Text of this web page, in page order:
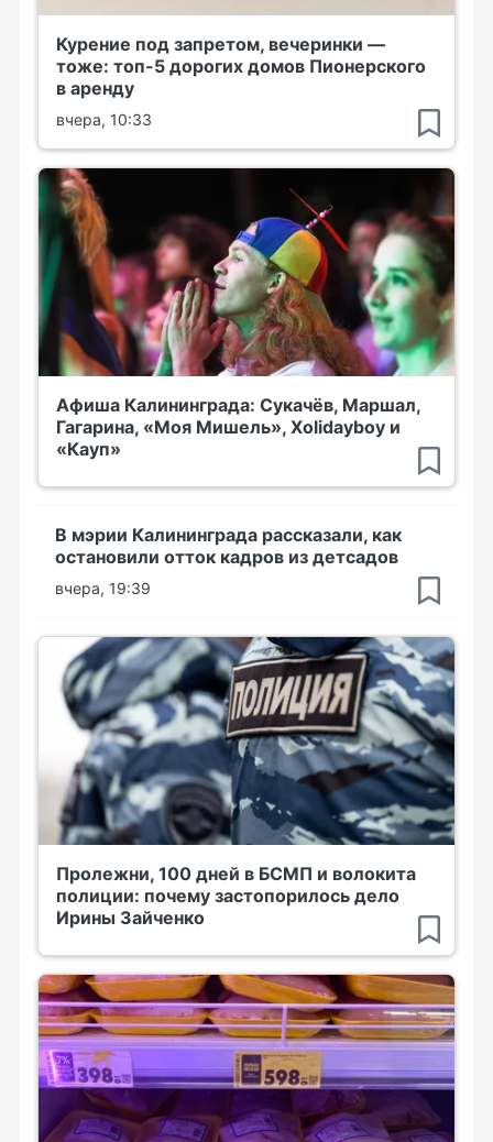
Курение под запретом, вечеринки —
тоже: топ-5 дорогих домов Пионерского
в аренду
вчера, 10:33
Афиша Калининграда: Сукачёв, Маршал,
Гагарина, «Моя Мишель», Xolidayboy и
«Кауп»
В мэрии Калининграда рассказали, как
остановили отток кадров из детсадов
вчера, 19:39
Пролежни, 100 дней в БСМП и волокита
полиции: почему застопорилось дело
Ирины Зайченко